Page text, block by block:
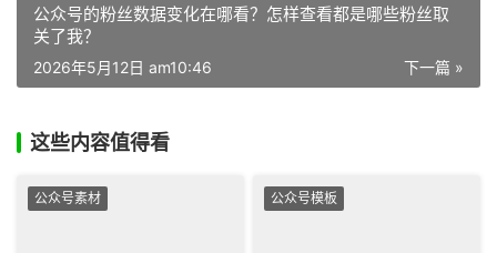
公众号的粉丝数据变化在哪看？怎样查看都是哪些粉丝取
关了我？
下一篇 »
2026年5月12日 am10:46
这些内容值得看
公众号素材 公众号模板